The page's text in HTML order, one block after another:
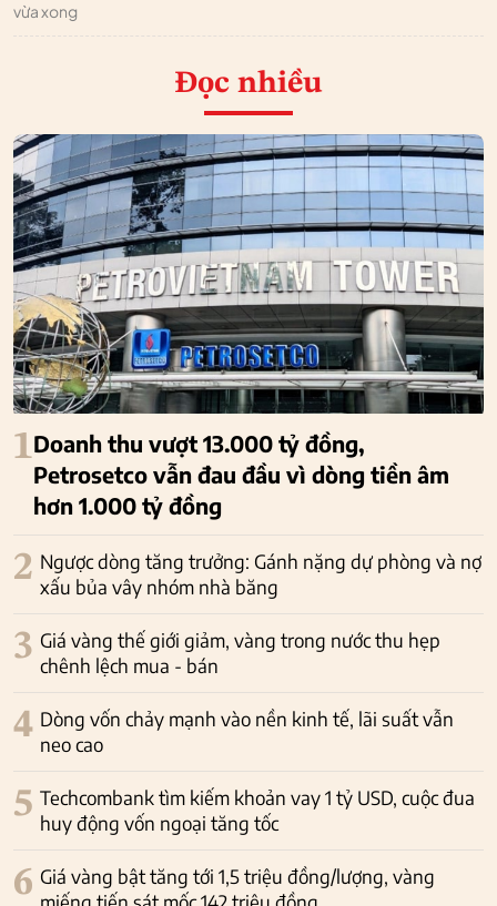
vừa xong
Đọc nhiều
1Doanh thu vượt 13.000 tỷ đồng,
Petrosetco vẫn đau đầu vì dòng tiền âm
hơn 1.000 tỷ đồng
2 Ngược dòng tăng trưởng: Gánh nặng dự phòng và nợ
xấu bủa vây nhóm nhà băng
3 Giá vàng thế giới giảm, vàng trong nước thu hẹp
chênh lệch mua - bán
4 Dòng vốn chảy mạnh vào nền kinh tế, lãi suất vẫn
neo cao
5 Techcombank tìm kiếm khoản vay 1 tỷ USD, cuộc đua
huy động vốn ngoại tăng tốc
6 Giá vàng bật tăng tới 1,5 triệu đồng/lượng, vàng